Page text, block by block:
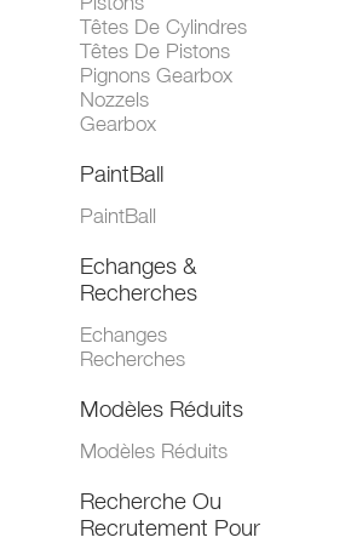
Têtes De Cylindres
Têtes De Pistons
Pignons Gearbox
Nozzels
Gearbox
PaintBall
PaintBall
Echanges &
Recherches
Echanges
Recherches
Modèles Réduits
Modèles Réduits
Recherche Ou
Recrutement Pour